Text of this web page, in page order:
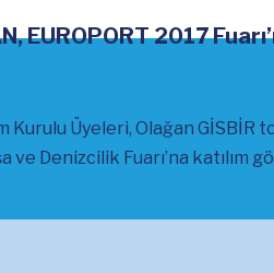
EUROPORT 2017
Üyeleri, Olağan GİSBİR
Denizcilik Fuarı’na katılım